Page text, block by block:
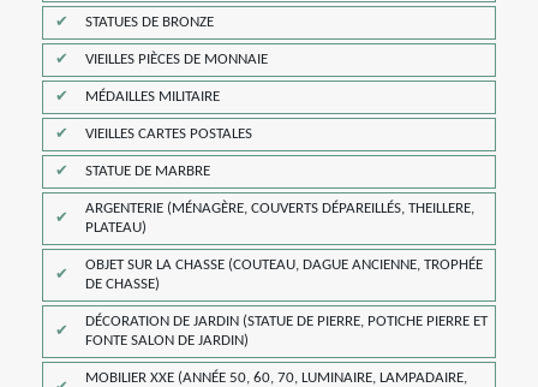
STATUES DE BRONZE
VIEILLES PIÈCES DE MONNAIE
MÉDAILLES MILITAIRE
VIEILLES CARTES POSTALES
STATUE DE MARBRE
ARGENTERIE (MÉNAGÈRE, COUVERTS DÉPAREILLÉS, THEILLERE,
PLATEAU)
OBJET SUR LA CHASSE (COUTEAU, DAGUE ANCIENNE, TROPHÉE
DE CHASSE)
DÉCORATION DE JARDIN (STATUE DE PIERRE, POTICHE PIERRE ET
FONTE SALON DE JARDIN)
MOBILIER XXE (ANNÉE 50, 60, 70, LUMINAIRE, LAMPADAIRE,